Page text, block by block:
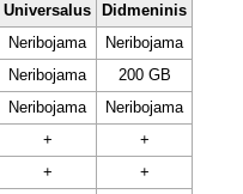
Universalus
Didmeninis
Neribojama
Neribojama
Neribojama
200 GB
Neribojama
Neribojama
+
+
+
+